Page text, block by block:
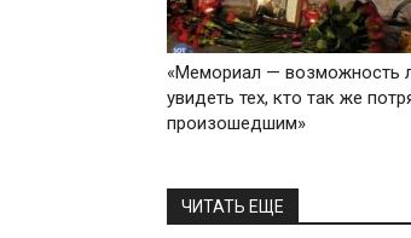
«Мемориал — возможность
увидеть тех, кто так же
произошедшим»
ЧИТАТЬ ЕЩЕ